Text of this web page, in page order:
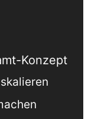
Konzept